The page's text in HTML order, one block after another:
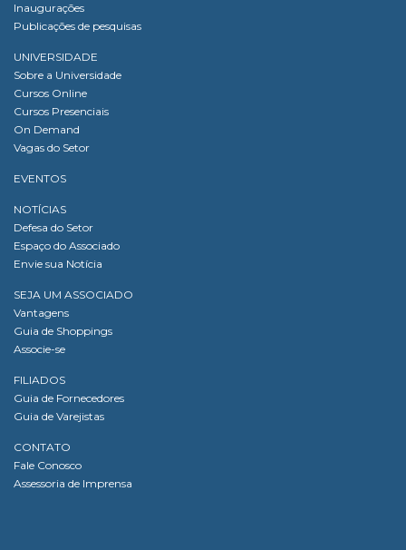
Inaugurações
Publicações de pesquisas
UNIVERSIDADE
Sobre a Universidade
Cursos Online
Cursos Presenciais
On Demand
Vagas do Setor
EVENTOS
NOTÍCIAS
Defesa do Setor
Espaço do Associado
Envie sua Notícia
SEJA UM ASSOCIADO
Vantagens
Guia de Shoppings
Associe-se
FILIADOS
Guia de Fornecedores
Guia de Varejistas
CONTATO
Fale Conosco
Assessoria de Imprensa